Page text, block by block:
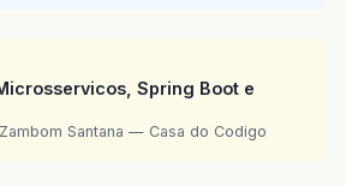
Spring Boot e
Santana — Casa do Codigo